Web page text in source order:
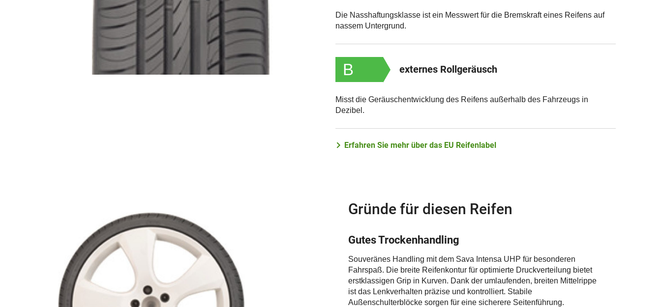
Die Nasshaftungsklasse ist ein Messwert für die Bremskraft eines Reifens auf
nassem Untergrund.
B externes Rollgeräusch
Misst die Geräuschentwicklung des Reifens außerhalb des Fahrzeugs in
Dezibel.
Erfahren Sie mehr über das EU Reifenlabel
Gründe für diesen Reifen
Gutes Trockenhandling
Souveränes Handling mit dem Sava Intensa UHP für besonderen
Fahrspaß. Die breite Reifenkontur für optimierte Druckverteilung bietet
erstklassigen Grip in Kurven. Dank der umlaufenden, breiten Mittelrippe
ist das Lenkverhalten präzise und kontrolliert. Stabile
Außenschulterblöcke sorgen für eine sicherere Seitenführung.